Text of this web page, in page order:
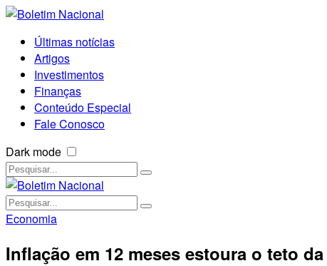
Últimas notícias
Artigos
Investimentos
Finanças
Conteúdo Especial
Fale Conosco
Dark mode
Economia
Inflação em 12 meses estoura o teto